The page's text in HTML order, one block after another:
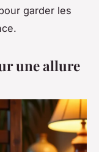
garder les
une allure